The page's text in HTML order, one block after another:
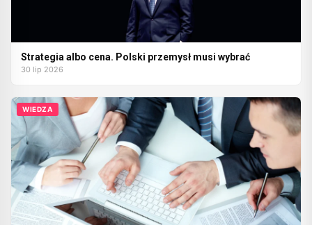
Strategia albo cena. Polski przemysł musi wybrać
30 lip 2026
WIEDZA